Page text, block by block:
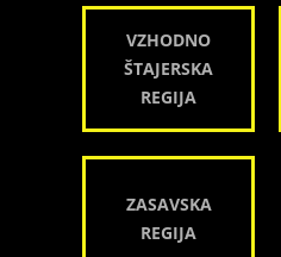
VZHODNO
ŠTAJERSKA
REGIJA
ZASAVSKA
REGIJA